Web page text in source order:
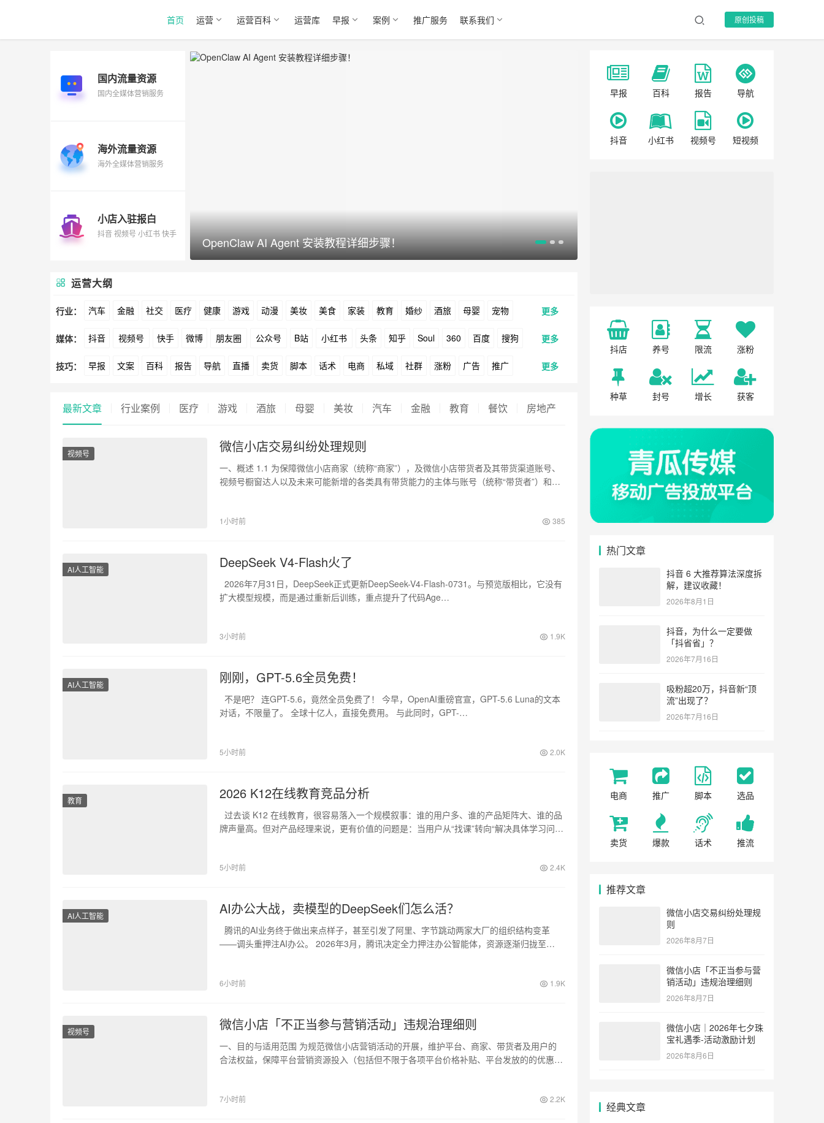
首页 运营 运营百科 运营库 早报 案例 推广服务 联系我们 原创投稿
OpenClaw AI Agent 安装教程详细步骤！
国内流量资源
国内全媒体营销服务
海外流量资源
海外全媒体营销服务
小店入驻报白
抖音 视频号 小红书 快手
运营大纲
行业： 汽车 金融 社交 医疗 健康 游戏 动漫 美妆 美食 家装 教育 婚纱 酒旅 母婴 宠物
文娱 跨境 科技 广告 元宇宙 房地产
更多
媒体： 抖音 视频号 快手 微博 朋友圈 公众号 B站 小红书 头条 知乎 Soul 360 百度 搜狗
爱奇艺 美柚 美图 最右 神马 谷歌 Facebook Tiktok YouTube Yahoo Bing
更多
技巧： 早报 文案 百科 报告 导航 直播 卖货 脚本 话术 电商 私域 社群 涨粉 广告 推广 更多
最新文章 行业案例 医疗 游戏 酒旅 母婴 美妆 汽车 金融 教育 餐饮 房地产
视频号 微信小店交易纠纷处理规则
一、概述 1.1 为保障微信小店商家（统称“商家”），及微信小店带货者及其带货渠道账号、
视频号橱窗达人以及未来可能新增的各类具有带货能力的主体与账号（统称“带货者”）和用
1小时前 385
AI人工智能 DeepSeek V4-Flash火了
2026年7月31日，DeepSeek正式更新DeepSeek-V4-Flash-0731。与预览版相比，它没有
扩大模型规模，而是通过重新后训练，重点提升了代码Age…
3小时前 1.9K
AI人工智能 刚刚，GPT-5.6全员免费！
不是吧？ 连GPT-5.6，竟然全员免费了！ 今早，OpenAI重磅官宣，GPT-5.6 Luna的文本
对话，不限量了。 全球十亿人，直接免费用。 与此同时，GPT-…
5小时前 2.0K
教育 2026 K12在线教育竞品分析
过去谈 K12 在线教育，很容易落入一个规模叙事：谁的用户多、谁的产品矩阵大、谁的品
牌声量高。但对产品经理来说，更有价值的问题是：当用户从“找课”转向“解决具体学习问…
5小时前 2.4K
AI人工智能 AI办公大战，卖模型的DeepSeek们怎么活？
腾讯的AI业务终于做出来点样子，甚至引发了阿里、字节跳动两家大厂的组织结构变革
——调头重押注AI办公。 2026年3月，腾讯决定全力押注办公智能体，资源逐渐归拢至
6小时前 1.9K
视频号 微信小店「不正当参与营销活动」违规治理细则
一、目的与适用范围 为规范微信小店营销活动的开展，维护平台、商家、带货者及用户的
合法权益，保障平台营销资源投入（包括但不限于各项平台价格补贴、平台发放的的优惠券
7小时前 2.2K
早报 百科 报告 导航
抖音 小红书 视频号 短视频
抖店 养号 限流 涨粉
种草 封号 增长 获客
热门文章
抖音 6 大推荐算法深度拆
解，建议收藏！
2026年8月1日
抖音，为什么一定要做
「抖省省」？
2026年7月16日
吸粉超20万，抖音新“顶
流”出现了？
2026年7月16日
电商 推广 脚本 选品
卖货 爆款 话术 推流
推荐文章
微信小店交易纠纷处理规
则
2026年8月7日
微信小店「不正当参与营
销活动」违规治理细则
2026年8月7日
微信小店｜2026年七夕珠
宝礼遇季-活动激励计划
2026年8月6日
经典文章